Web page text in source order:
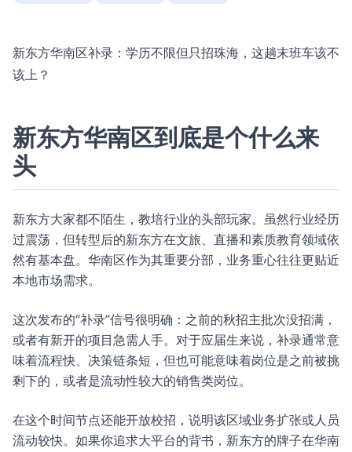
新东方华南区补录：学历不限但只招珠海，这趟末班车该不
该上？
新东方华南区到底是个什么来
头
新东方大家都不陌生，教培行业的头部玩家。虽然行业经历
过震荡，但转型后的新东方在文旅、直播和素质教育领域依
然有基本盘。华南区作为其重要分部，业务重心往往更贴近
本地市场需求。
这次发布的“补录”信号很明确：之前的秋招主批次没招满，
或者有新开的项目急需人手。对于应届生来说，补录通常意
味着流程快、决策链条短，但也可能意味着岗位是之前被挑
剩下的，或者是流动性较大的销售类岗位。
在这个时间节点还能开放校招，说明该区域业务扩张或人员
流动较快。如果你追求大平台的背书，新东方的牌子在华南